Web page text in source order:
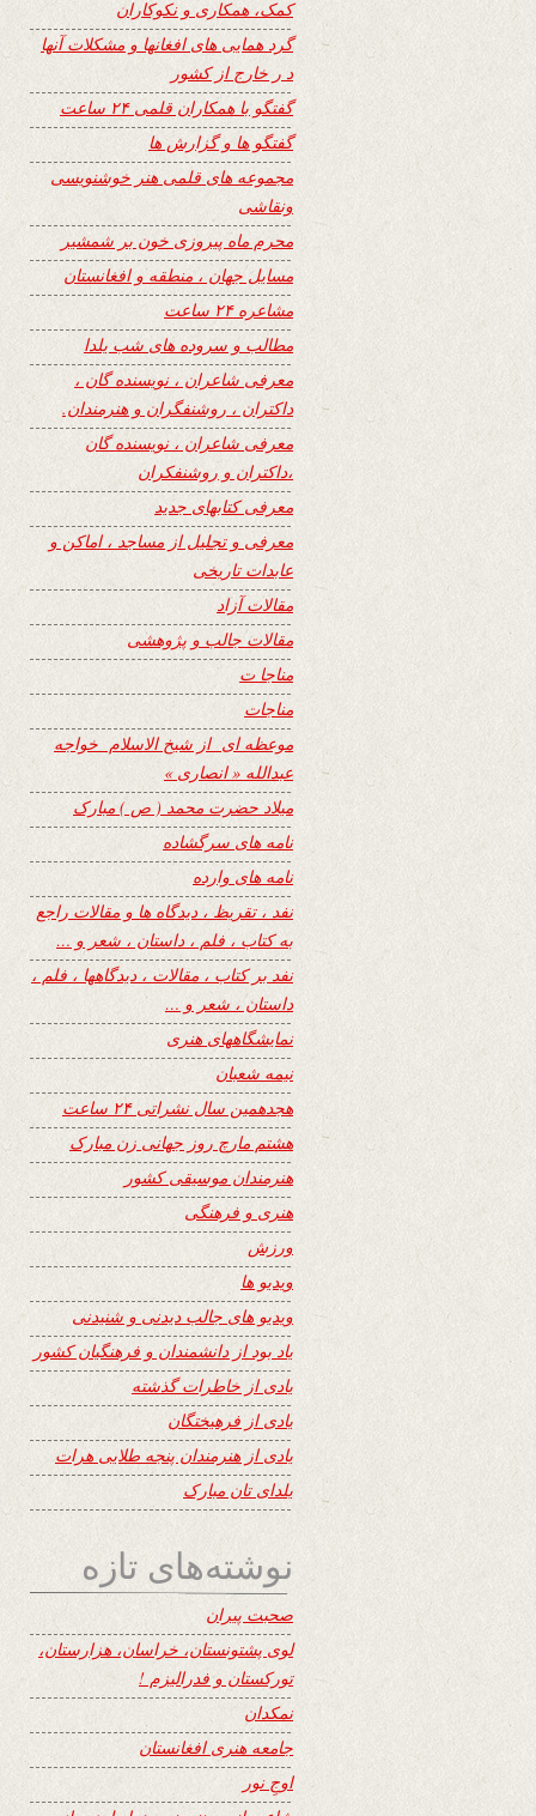
کمک، همکاری و نکوکاران
گرد همایی های افغانها و مشکلات آنها
د ر خارج از کشور
گفتگو با همکاران قلمی ۲۴ ساعت
گفتگو ها و گزارش ها
مجموعه های قلمی هنر خوشنویسی
ونقاشی
محرم ماه پیروزی خون بر شمشیر
مسایل جهان ، منطقه و افغانستان
مشاعره ۲۴ ساعت
مطالب و سروده های شب یلدا
معرفی شاعران ، نویسنده گان ،
داکتران ، روشنفگران و هنرمندان.
معرفی شاعران ، نویسنده گان
،داکتران و روشنفکران
معرفی کتابهای جدید
معرفی و تجلیل از مساجد ، اماکن و
عابدات تاریخی
مقالات آزاد
مقالات جالب و پژوهشی
مناجا ت
مناجات
موعظه ای از شیخ الاسلام خواجه
عبدالله « انصاری »
میلاد حضرت محمد ( ص ) مبارک
نامه های سرگشاده
نامه های وارده
نفد ، تقریظ ، دیدگاه ها و مقالات راجع
به کتاب ، فلم ، داستان ، شعر و …
نفد بر کتاب ، مقالات ، دیدگاهها ، فلم ،
داستان ، شعر و …
نمایشگاههای هنری
نیمه شعبان
هجدهمین سال نشراتی ۲۴ ساعت
هشتم مارچ روز جهانی زن مبارک
هنرمندان موسیقی کشور
هنری و فرهنگی
ورزش
ویدیو ها
ویدیو های جالب دیدنی و شنیدنی
یاد بود از دانشمندان و فرهنگیان کشور
یادی از خاطرات گذشته
یادی از فرهیختگان
یادی از هنرمندان پنجه طلایی هرات
یلدای تان مبارک
نوشته‌های تازه
صحبت پیران
لوی پشتونستان، خراسان، هزارستان،
تورکستان و فدرالیزم !
نمکدان
جامعه هنری افغانستان
اوجِ نور